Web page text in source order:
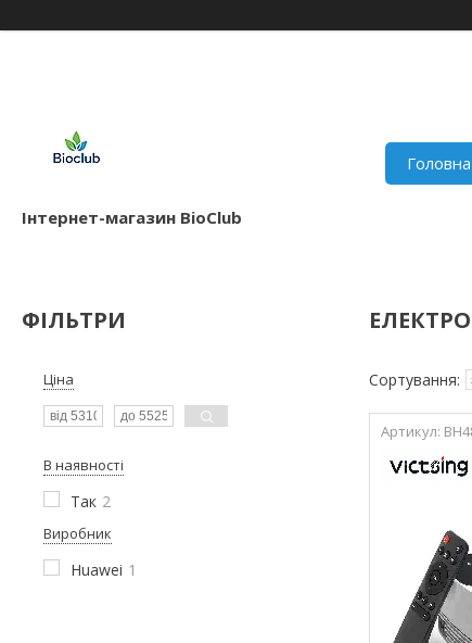
Інтернет-магазин BioClub
Головна
ФІЛЬТРИ
Ціна
В наявності
Так 2
Виробник
Huawei 1